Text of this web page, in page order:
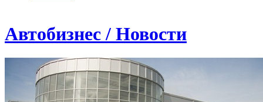
Автобизнес / Новости